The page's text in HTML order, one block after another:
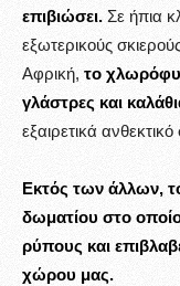
επιβιώσει. Σε ήπια
εξωτερικούς
Αφρική, το
γλάστρες και
εξαιρετικά
Εκτός των άλλων,
δωματίου στο
ρύπους και
χώρου μας.